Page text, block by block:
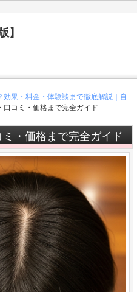
】
効果・料金・体験談まで徹底解説｜自
口コミ・価格まで完全ガイド
・価格まで完全ガイド